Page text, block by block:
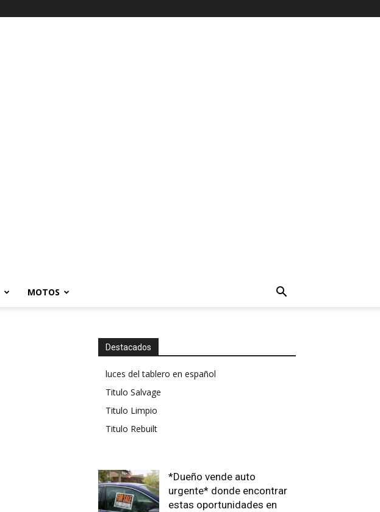
MOTOS
Destacados
luces del tablero en español
Titulo Salvage
Titulo Limpio
Titulo Rebuilt
*Dueño vende auto
urgente* donde encontrar
estas oportunidades en